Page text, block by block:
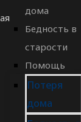
дома
Бедность в
старости
Помощь
Потеря
дома